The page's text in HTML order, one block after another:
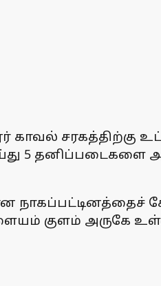
காவல் சரகத்திற்கு
5
குளம் அருகே